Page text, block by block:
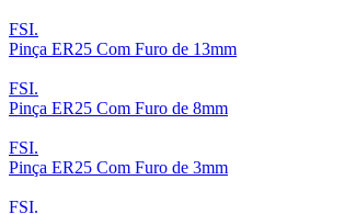
FSI.
Pinça ER25 Com Furo de 13mm
FSI.
Pinça ER25 Com Furo de 8mm
FSI.
Pinça ER25 Com Furo de 3mm
FSI.